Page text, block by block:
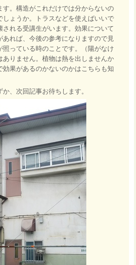
。構造がこれだけでは分からないの
しょうか。トラスなどを使えばいいで
される受講生がいます。効果について
れば、今後の参考になりますので見
照っている時のことです。（陽がなけ
ありません。植物は熱を出しませんか
効果があるのかないのかはこちらも知
、次回記事お待ちします。